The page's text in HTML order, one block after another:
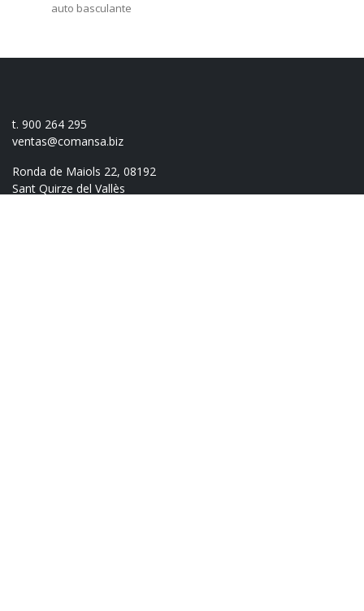
auto basculante
t. 900 264 295
ventas@comansa.biz
Ronda de Maiols 22, 08192
Sant Quirze del Vallès